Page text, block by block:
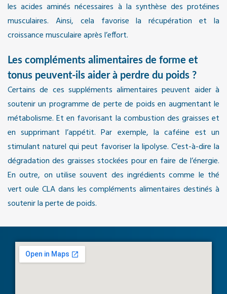
les acides aminés nécessaires à la synthèse des protéines
musculaires. Ainsi, cela favorise la récupération et la
croissance musculaire après l’effort.
Les compléments alimentaires de forme et
tonus peuvent-ils aider à perdre du poids ?
Certains de ces suppléments alimentaires peuvent aider à
soutenir un programme de perte de poids en augmentant le
métabolisme. Et en favorisant la combustion des graisses et
en supprimant l’appétit. Par exemple, la caféine est un
stimulant naturel qui peut favoriser la lipolyse. C’est-à-dire la
dégradation des graisses stockées pour en faire de l’énergie.
En outre, on utilise souvent des ingrédients comme le thé
vert oule CLA dans les compléments alimentaires destinés à
soutenir la perte de poids.